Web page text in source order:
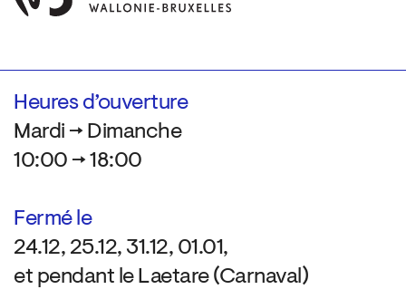
Heures d’ouverture
Mardi → Dimanche
10:00 → 18:00
Fermé le
24.12, 25.12, 31.12, 01.01,
et pendant le Laetare (Carnaval)